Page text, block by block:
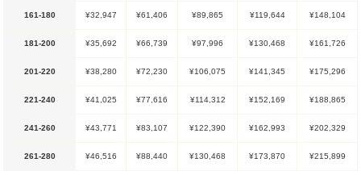
161-180 ¥32,947 ¥61,406 ¥89,865 ¥119,644 ¥148,104
181-200 ¥35,692 ¥66,739 ¥97,996 ¥130,468 ¥161,726
201-220 ¥38,280 ¥72,230 ¥106,075 ¥141,345 ¥175,296
221-240 ¥41,025 ¥77,616 ¥114,312 ¥152,169 ¥188,865
241-260 ¥43,771 ¥83,107 ¥122,390 ¥162,993 ¥202,329
261-280 ¥46,516 ¥88,440 ¥130,468 ¥173,870 ¥215,899